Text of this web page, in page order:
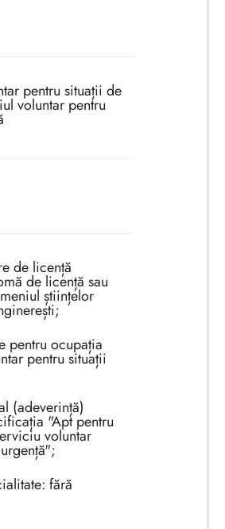
pentru situații de
voluntar pentru
de licență
de licență sau
științelor
pentru ocupația
pentru situații
(adeverință)
"Apt pentru
voluntar
fără